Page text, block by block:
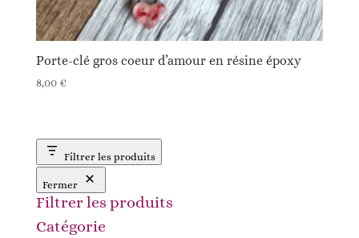
Porte-clé gros coeur d’amour en résine époxy
8,00 €
Filtrer les produits
Fermer
Filtrer les produits
Catégorie